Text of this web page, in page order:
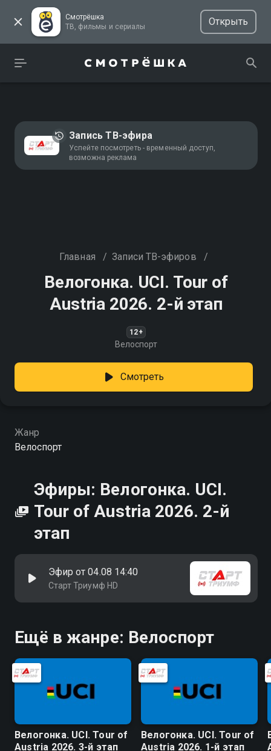
Смотрёшка
ТВ, фильмы и сериалы
Открыть
Запись ТВ-эфира
Успейте посмотреть - временный доступ,
возможна реклама
Главная / Записи ТВ-эфиров /
Велогонка. UCI. Tour of
Austria 2026. 2-й этап
12+
Велоспорт
Смотреть
Жанр
Велоспорт
Эфиры: Велогонка. UCI.
Tour of Austria 2026. 2-й
этап
Эфир от 04.08 14:40
Старт Триумф HD
Ещё в жанре: Велоспорт
Велогонка. UCI. Tour of
Austria 2026. 3-й этап
Велогонка. UCI. Tour of
Austria 2026. 1-й этап